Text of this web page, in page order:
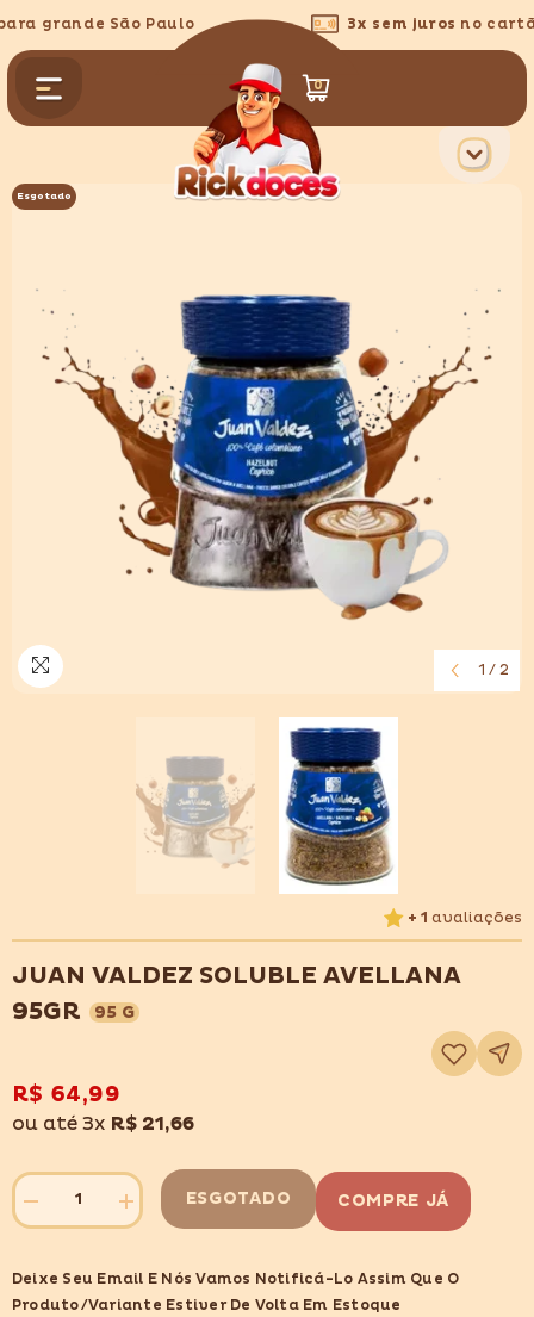
grande São Paulo 3x sem jurosno
00
Esgotado
1 / 2
+ 1 avaliações
JUAN VALDEZ SOLUBLE AVELLANA
95GR
95 G
Adicionar
à
lista
R$ 64,99
ou até 3x R$ 21,66
Diminuir
quantidade
VALDEZ
SOLUBLE
Aumentar
quantidade
VALDEZ
SOLUBLE
ESGOTADO COMPRE JÁ
Deixe Seu Email E Nós Vamos Notificá-Lo Assim Que O
Produto/variante Estiver De Volta Em Estoque